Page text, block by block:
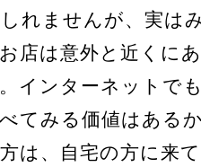
れませんが、実は
店は意外と近くに
インターネットで
てみる価値はある
は、自宅の方に来